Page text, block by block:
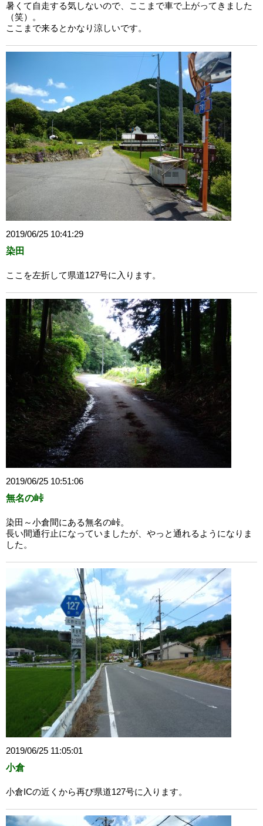
暑くて自走する気しないので、ここまで車で上がってきました
（笑）。
ここまで来るとかなり涼しいです。
2019/06/25 10:41:29
染田
ここを左折して県道127号に入ります。
2019/06/25 10:51:06
無名の峠
染田～小倉間にある無名の峠。
長い間通行止になっていましたが、やっと通れるようになりま
した。
2019/06/25 11:05:01
小倉
小倉ICの近くから再び県道127号に入ります。